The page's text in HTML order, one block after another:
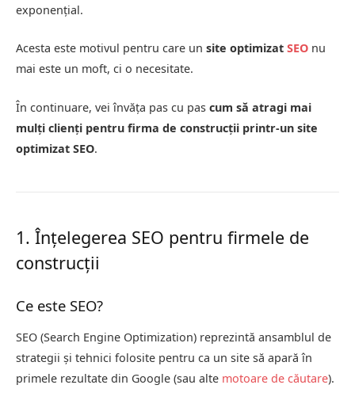
exponențial.
Acesta este motivul pentru care un site optimizat SEO nu
mai este un moft, ci o necesitate.
În continuare, vei învăța pas cu pas cum să atragi mai
mulți clienți pentru firma de construcții printr-un site
optimizat SEO.
1. Înțelegerea SEO pentru firmele de
construcții
Ce este SEO?
SEO (Search Engine Optimization) reprezintă ansamblul de
strategii și tehnici folosite pentru ca un site să apară în
primele rezultate din Google (sau alte motoare de căutare).